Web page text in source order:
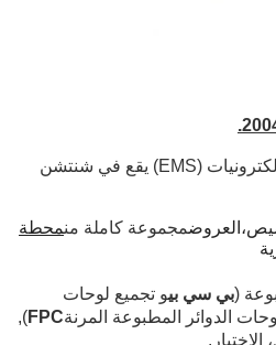
مزود خدمة تصنيع الإلكترونيات (EMS) يقع في شنتشن
العروضمجموعة كاملة منمحطة
( بي سي بيو تجميع لوحات
الدوائر المطبوعة المرنةFPC
),